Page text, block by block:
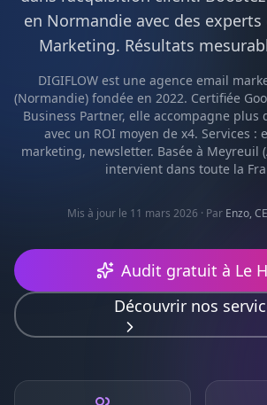
en Normandie avec des
Marketing. Résultats
DIGIFLOW est une agence email
(Normandie) fondée en 2022. Certifiée
Business Partner, elle accompagne plus
avec un ROI moyen de x4. Services :
marketing, newsletter. Basée à Meyreuil
intervient dans toute la
Mis à jour le 11 mars 2026 · Par Enzo,
Audit gratuit à Le
Découvrir nos